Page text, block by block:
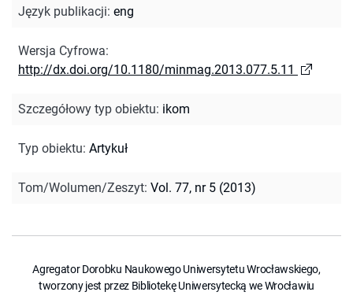
Język publikacji: eng
Wersja Cyfrowa:
http://dx.doi.org/10.1180/minmag.2013.077.5.11
Szczegółowy typ obiektu: ikom
Typ obiektu: Artykuł
Tom/Wolumen/Zeszyt: Vol. 77, nr 5 (2013)
Agregator Dorobku Naukowego Uniwersytetu Wrocławskiego,
tworzony jest przez Bibliotekę Uniwersytecką we Wrocławiu